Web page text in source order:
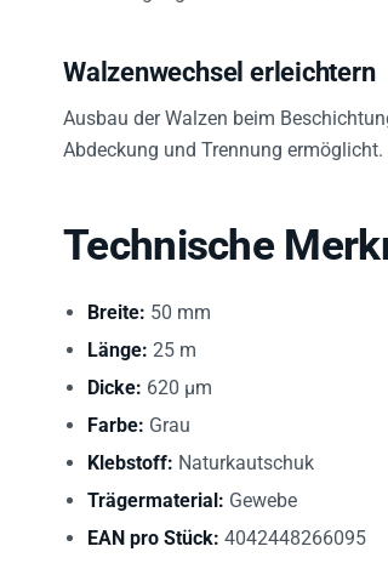
Walzenwechsel erleichtern
Ausbau der Walzen beim
Abdeckung und Trennung ermöglicht.
Technische
Breite: 50 mm
Länge: 25 m
Dicke: 620 µm
Farbe: Grau
Klebstoff: Naturkautschuk
Trägermaterial: Gewebe
EAN pro Stück: 4042448266095